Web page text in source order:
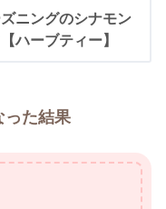
ニングのシナモン
ハーブティー】
った結果